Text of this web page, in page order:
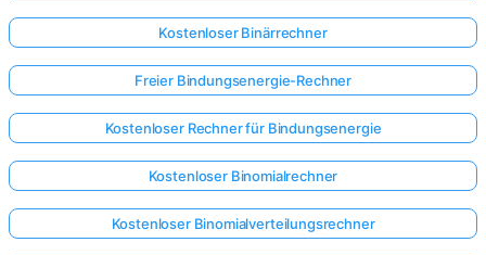
Kostenloser Binärrechner
Freier Bindungsenergie-Rechner
Kostenloser Rechner für Bindungsenergie
Kostenloser Binomialrechner
Kostenloser Binomialverteilungsrechner